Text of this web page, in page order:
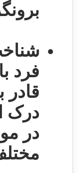
فرد
قادر
درک
در